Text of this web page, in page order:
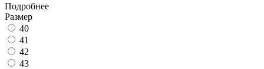
Подробнее
Размер
40
41
42
43